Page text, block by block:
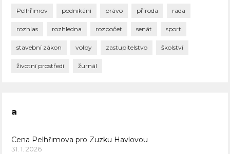
Pelhřimov podnikání právo příroda rada
rozhlas rozhledna rozpočet senát sport
stavební zákon volby zastupitelstvo školství
životní prostředí žurnál
a
Cena Pelhřimova pro Zuzku Havlovou
31. 1. 2026